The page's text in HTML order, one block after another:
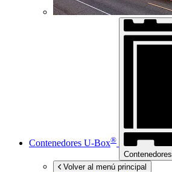
Contenedores U-Box®
Contenedores
Volver al menú principal